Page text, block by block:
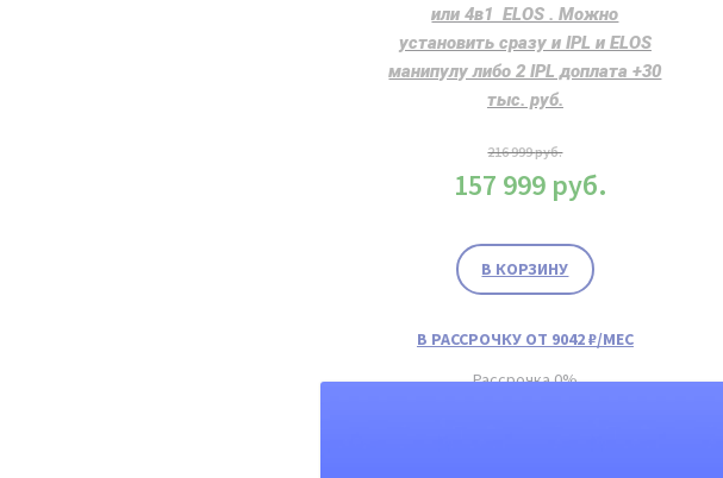
или 4в1 ELOS . Можно
установить сразу и IPL и ELOS
манипулу либо 2 IPL доплата +30
тыс. руб.
216 999руб.
157 999 руб.
В КОРЗИНУ
В РАССРОЧКУ ОТ 9042 ₽/МЕС
Рассрочка 0%